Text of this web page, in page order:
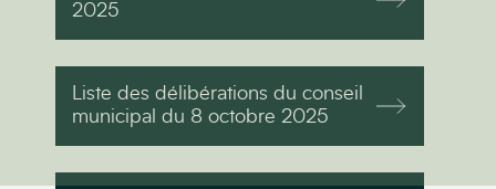
2025
Liste des délibérations du conseil
municipal du 8 octobre 2025